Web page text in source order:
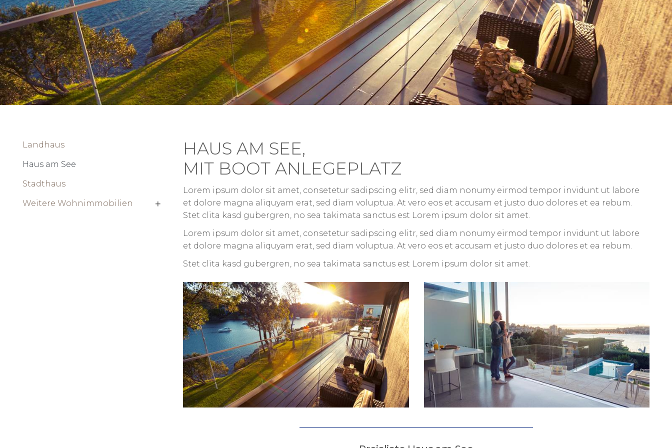
HAUS AM SEE,
MIT BOOT ANLEGEPLATZ
Lorem ipsum dolor sit amet, consetetur sadipscing elitr, sed diam nonumy eirmod tempor invidunt ut labore
et dolore magna aliquyam erat, sed diam voluptua. At vero eos et accusam et justo duo dolores et ea rebum.
Stet clita kasd gubergren, no sea takimata sanctus est Lorem ipsum dolor sit amet.
Lorem ipsum dolor sit amet, consetetur sadipscing elitr, sed diam nonumy eirmod tempor invidunt ut labore
et dolore magna aliquyam erat, sed diam voluptua. At vero eos et accusam et justo duo dolores et ea rebum.
Stet clita kasd gubergren, no sea takimata sanctus est Lorem ipsum dolor sit amet.
Landhaus
Haus am See
Stadthaus
Weitere Wohnimmobilien